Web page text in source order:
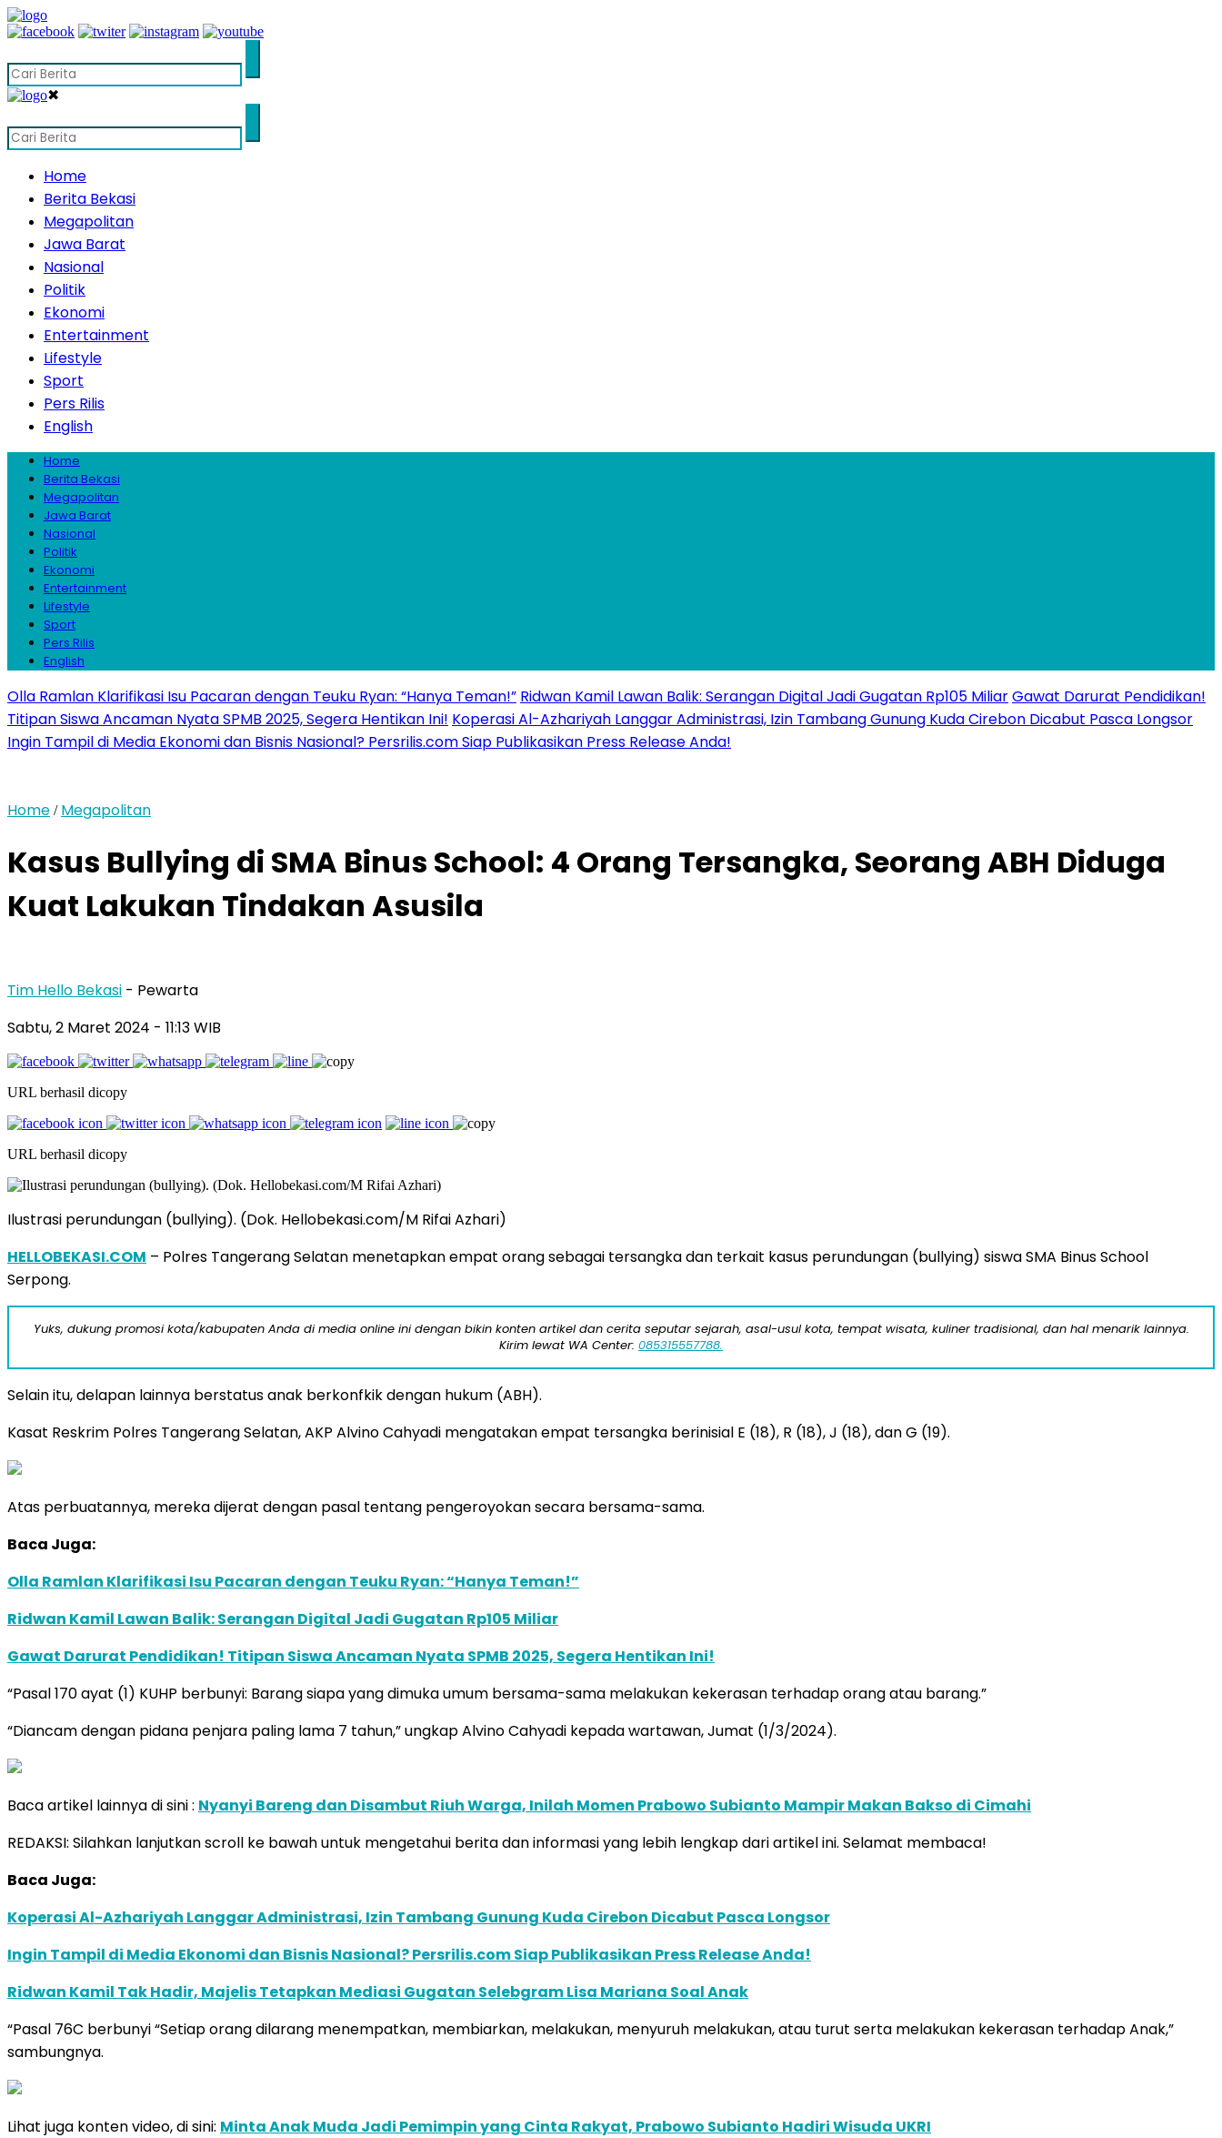
✖
Home
Berita Bekasi
Megapolitan
Jawa Barat
Nasional
Politik
Ekonomi
Entertainment
Lifestyle
Sport
Pers Rilis
English
Home
Berita Bekasi
Megapolitan
Jawa Barat
Nasional
Politik
Ekonomi
Entertainment
Lifestyle
Sport
Pers Rilis
English
Olla Ramlan Klarifikasi Isu Pacaran dengan Teuku Ryan: “Hanya Teman!” Ridwan Kamil Lawan Balik: Serangan Digital Jadi Gugatan Rp105 MiliarGawat Darurat Pendidikan!
Titipan Siswa Ancaman Nyata SPMB 2025, Segera Hentikan Ini! Koperasi Al-Azhariyah Langgar Administrasi, Izin Tambang Gunung Kuda Cirebon Dicabut Pasca Longsor
Ingin Tampil di Media Ekonomi dan Bisnis Nasional? Persrilis.com Siap Publikasikan Press Release Anda!
Home / Megapolitan
Kasus Bullying di SMA Binus School: 4 Orang Tersangka, Seorang ABH Diduga
Kuat Lakukan Tindakan Asusila
Tim Hello Bekasi - Pewarta
Sabtu, 2 Maret 2024 - 11:13 WIB
URL berhasil dicopy
URL berhasil dicopy
Ilustrasi perundungan (bullying). (Dok. Hellobekasi.com/M Rifai Azhari)
HELLOBEKASI.COM – Polres Tangerang Selatan menetapkan empat orang sebagai tersangka dan terkait kasus perundungan (bullying) siswa SMA Binus School
Serpong.
Yuks, dukung promosi kota/kabupaten Anda di media online ini dengan bikin konten artikel dan cerita seputar sejarah, asal-usul kota, tempat wisata, kuliner tradisional, dan hal menarik lainnya.
Kirim lewat WA Center: 085315557788.
Selain itu, delapan lainnya berstatus anak berkonfkik dengan hukum (ABH).
Kasat Reskrim Polres Tangerang Selatan, AKP Alvino Cahyadi mengatakan empat tersangka berinisial E (18), R (18), J (18), dan G (19).
Atas perbuatannya, mereka dijerat dengan pasal tentang pengeroyokan secara bersama-sama.
Baca Juga:
Olla Ramlan Klarifikasi Isu Pacaran dengan Teuku Ryan: “Hanya Teman!”
Ridwan Kamil Lawan Balik: Serangan Digital Jadi Gugatan Rp105 Miliar
Gawat Darurat Pendidikan! Titipan Siswa Ancaman Nyata SPMB 2025, Segera Hentikan Ini!
“Pasal 170 ayat (1) KUHP berbunyi: Barang siapa yang dimuka umum bersama-sama melakukan kekerasan terhadap orang atau barang.”
“Diancam dengan pidana penjara paling lama 7 tahun,” ungkap Alvino Cahyadi kepada wartawan, Jumat (1/3/2024).
Baca artikel lainnya di sini : Nyanyi Bareng dan Disambut Riuh Warga, Inilah Momen Prabowo Subianto Mampir Makan Bakso di Cimahi
REDAKSI: Silahkan lanjutkan scroll ke bawah untuk mengetahui berita dan informasi yang lebih lengkap dari artikel ini. Selamat membaca!
Baca Juga:
Koperasi Al-Azhariyah Langgar Administrasi, Izin Tambang Gunung Kuda Cirebon Dicabut Pasca Longsor
Ingin Tampil di Media Ekonomi dan Bisnis Nasional? Persrilis.com Siap Publikasikan Press Release Anda!
Ridwan Kamil Tak Hadir, Majelis Tetapkan Mediasi Gugatan Selebgram Lisa Mariana Soal Anak
“Pasal 76C berbunyi “Setiap orang dilarang menempatkan, membiarkan, melakukan, menyuruh melakukan, atau turut serta melakukan kekerasan terhadap Anak,”
sambungnya.
Lihat juga konten video, di sini: Minta Anak Muda Jadi Pemimpin yang Cinta Rakyat, Prabowo Subianto Hadiri Wisuda UKRI